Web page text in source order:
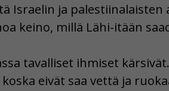
Israelin ja
keino, millä Lähi-itään
tavalliset ihmiset
eivät saa vettä ja